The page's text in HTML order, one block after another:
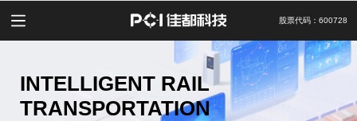
股票代码：600728
INTELLIGENT RAIL
TRANSPORTATION